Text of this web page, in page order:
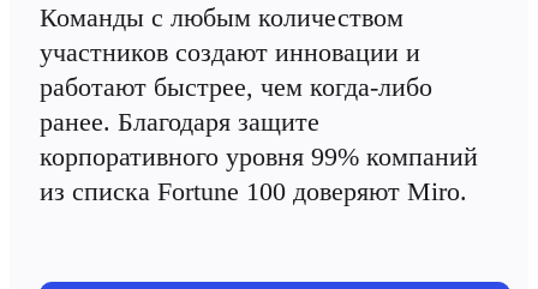
Команды с любым количеством
участников создают инновации и
работают быстрее, чем когда-либо
ранее. Благодаря защите
корпоративного уровня 99% компаний
из списка Fortune 100 доверяют Miro.